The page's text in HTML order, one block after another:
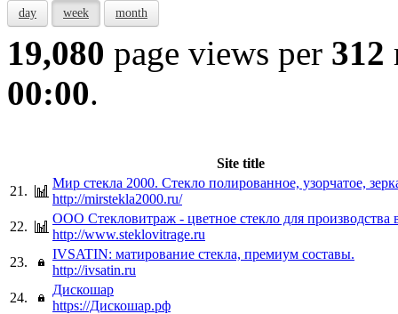
day week month
19,080 page views per 312
00:00.
Site title
21.
Мир стекла 2000. Стекло полированное, узорчатое,
http://mirstekla2000.ru/
22.
ООО Стекловитраж - цветное стекло для производства
http://www.steklovitrage.ru
23.
IVSATIN: матирование стекла, премиум составы.
http://ivsatin.ru
24.
Дискошар
https://Дискошар.рф